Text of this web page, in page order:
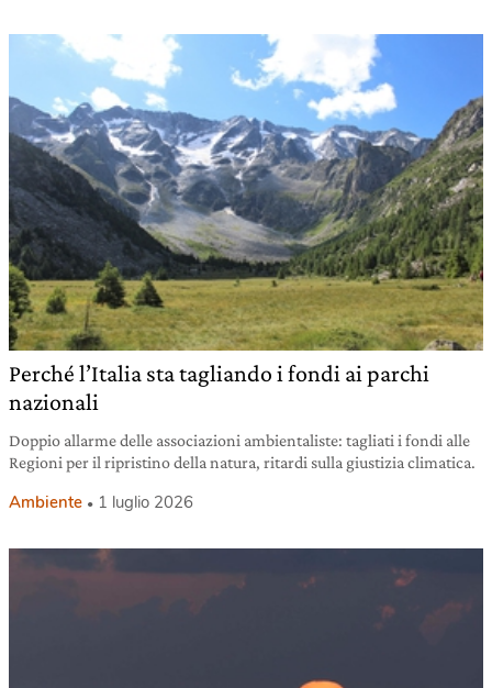
Perché l’Italia sta tagliando i fondi ai parchi
nazionali
Doppio allarme delle associazioni ambientaliste: tagliati i fondi alle
Regioni per il ripristino della natura, ritardi sulla giustizia climatica.
Ambiente 1 luglio 2026